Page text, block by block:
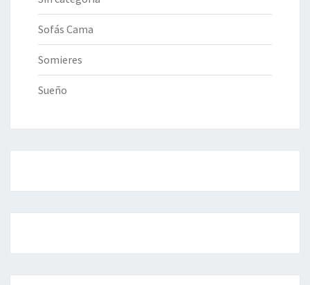
Sofás Cama
Somieres
Sueño